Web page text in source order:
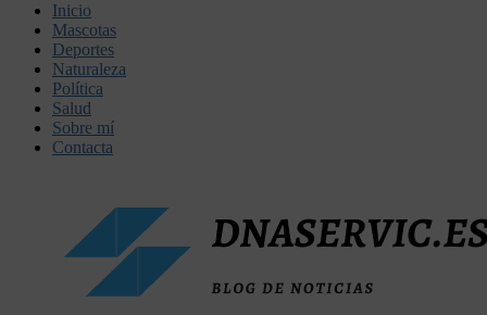
Inicio
Mascotas
Deportes
Naturaleza
Política
Salud
Sobre mí
Contacta